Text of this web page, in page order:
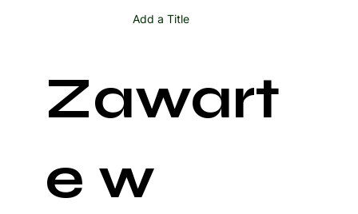
Add a Title
Zawart
e w